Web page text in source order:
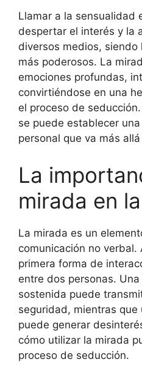
Llamar a la sensualidad
despertar el interés y la
diversos medios, siendo
más poderosos. La
emociones profundas,
convirtiéndose en una
el proceso de
se puede establecer
personal que va más
La
mirada en
La mirada es un
comunicación no verbal.
primera forma de
entre dos personas.
sostenida puede
seguridad, mientras que
puede generar
cómo utilizar la mirada
proceso de seducción.